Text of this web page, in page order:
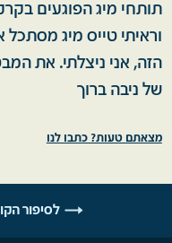
תותחי מיג הפוגעים
וראיתי טייס מיג מסתכל
הזה, אני ניצלתי. את
של ניבה ברוך
מצאתם טעות? כתבו לנו
לסיפור